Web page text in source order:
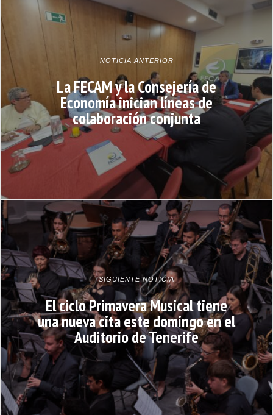
NOTICIA ANTERIOR
La FECAM y la Consejería de
Economía inician líneas de
colaboración conjunta
SIGUIENTE NOTICIA
El ciclo Primavera Musical tiene
una nueva cita este domingo en el
Auditorio de Tenerife